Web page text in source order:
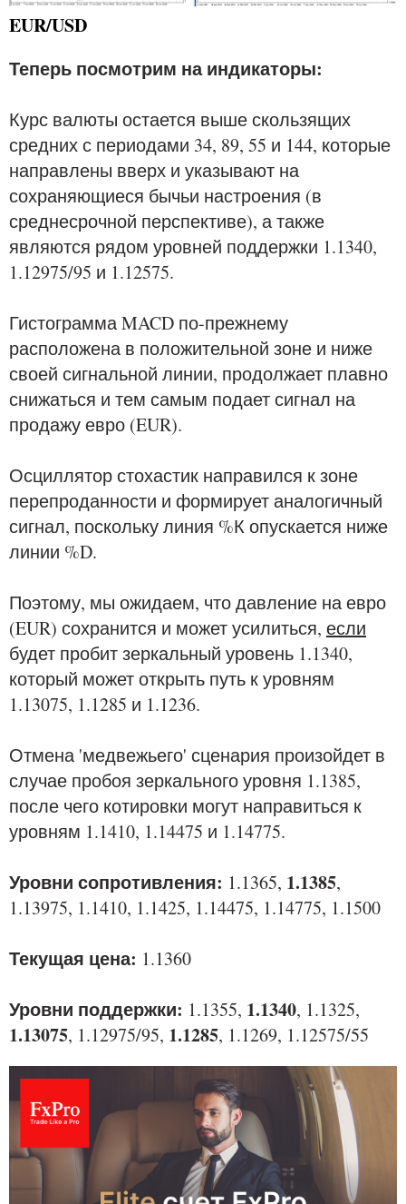
EUR/USD
Теперь посмотрим на индикаторы:
Курс валюты остается выше скользящих
средних с периодами 34, 89, 55 и 144, которые
направлены вверх и указывают на
сохраняющиеся бычьи настроения (в
среднесрочной перспективе), а также
являются рядом уровней поддержки 1.1340,
1.12975/95 и 1.12575.
Гистограмма MACD по-прежнему
расположена в положительной зоне и ниже
своей сигнальной линии, продолжает плавно
снижаться и тем самым подает сигнал на
продажу евро (EUR).
Осциллятор стохастик направился к зоне
перепроданности и формирует аналогичный
сигнал, поскольку линия %К опускается ниже
линии %D.
Поэтому, мы ожидаем, что давление на евро
(EUR) сохранится и может усилиться, если
будет пробит зеркальный уровень 1.1340,
который может открыть путь к уровням
1.13075, 1.1285 и 1.1236.
Отмена 'медвежьего' сценария произойдет в
случае пробоя зеркального уровня 1.1385,
после чего котировки могут направиться к
уровням 1.1410, 1.14475 и 1.14775.
Уровни сопротивления: 1.1365, 1.1385,
1.13975, 1.1410, 1.1425, 1.14475, 1.14775, 1.1500
Текущая цена: 1.1360
Уровни поддержки: 1.1355, 1.1340, 1.1325,
1.13075, 1.12975/95, 1.1285, 1.1269, 1.12575/55